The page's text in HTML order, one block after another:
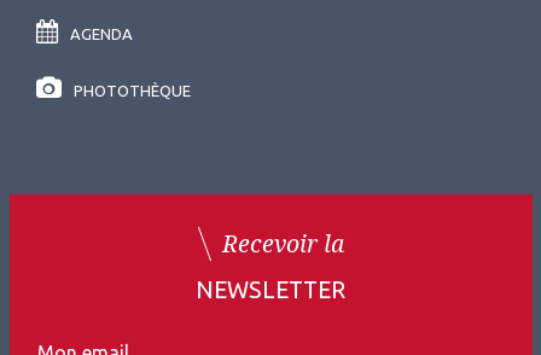
AGENDA
PHOTOTHÈQUE
Recevoir la
NEWSLETTER